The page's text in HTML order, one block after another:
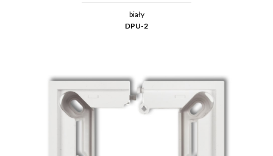
biały
DPU-2